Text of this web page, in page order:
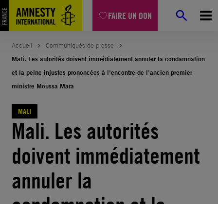
FAIRE UN DON
Aller
au
contenu
Accueil
Communiqués de presse
Mali. Les autorités doivent immédiatement annuler la condamnation
et la peine injustes prononcées à l’encontre de l’ancien premier
ministre Moussa Mara
MALI
Mali. Les autorités
doivent immédiatement
annuler la